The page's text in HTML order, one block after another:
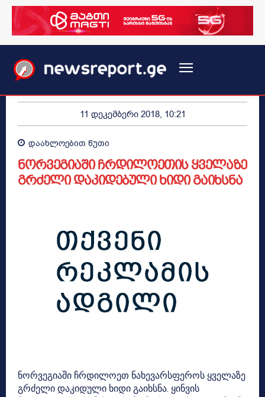
11 დეკემბერი 2018, 10:21
დაახლოებით წუთი
ნორვეგიაში ჩრდილოეთის ყველაზე
გრძელი დაკიდებული ხიდი გაიხსნა
ნორვეგიაში ჩრდილოეთ ნახევარსფეროს ყველაზე
გრძელი დაკიდული ხიდი გაიხსნა. ყინვის